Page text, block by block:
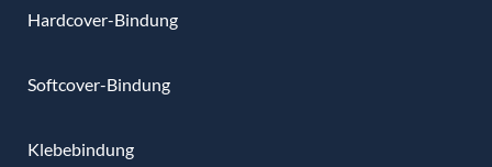
Hardcover-Bindung
Softcover-Bindung
Klebebindung